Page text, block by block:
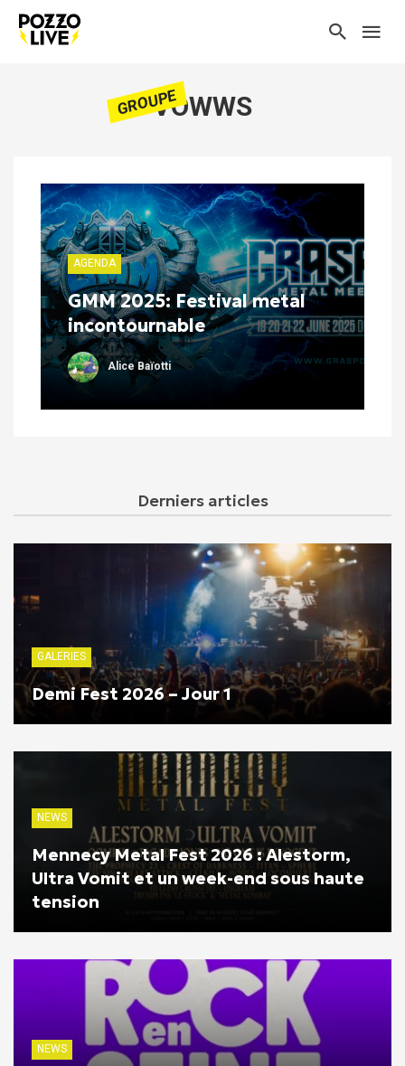
GROUPEVOWWS
AGENDA
GMM 2025: Festival metal
incontournable
Alice Baïotti
Derniers articles
GALERIES
Demi Fest 2026 – Jour 1
NEWS
Mennecy Metal Fest 2026 : Alestorm,
Ultra Vomit et un week-end sous haute
tension
NEWS